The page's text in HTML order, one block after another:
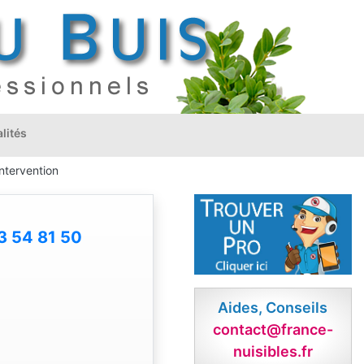
54 81 50
Aides, Conseils
contact@france-
nuisibles.fr